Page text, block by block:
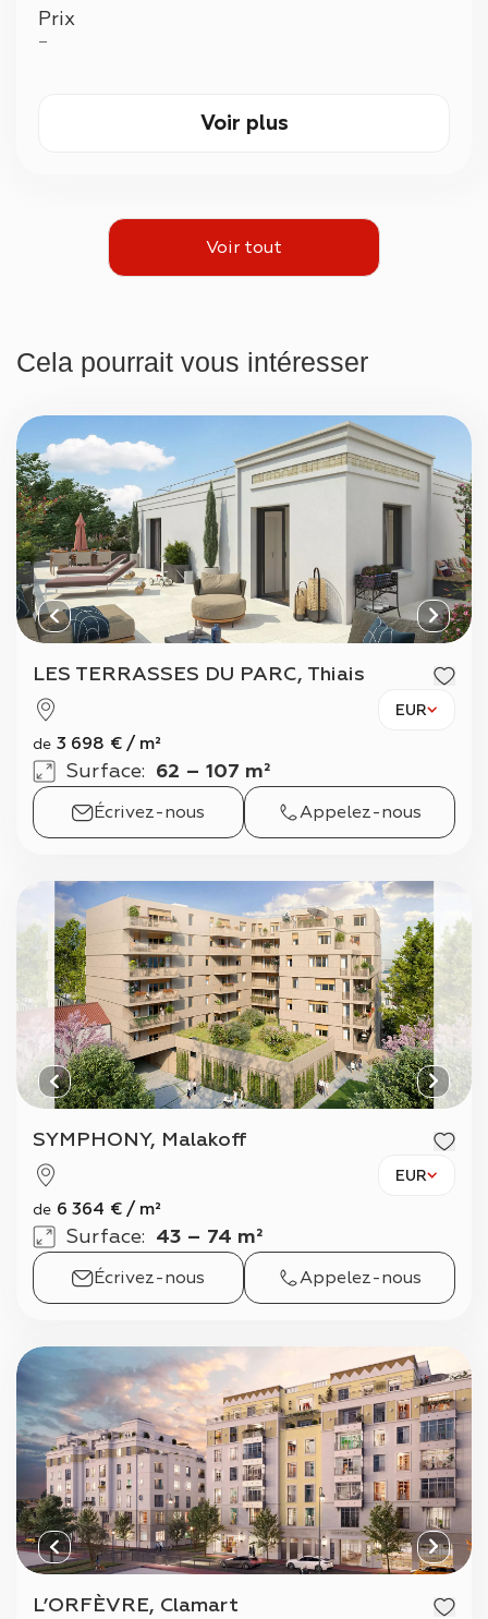
Prix
—
Voir plus
Voir tout
Cela pourrait vous intéresser
LES TERRASSES DU PARC, Thiais
EUR
de 3 698 € / m²
Surface: 62 – 107 m²
Écrivez-nous Appelez-nous
SYMPHONY, Malakoff
EUR
de 6 364 € / m²
Surface: 43 – 74 m²
Écrivez-nous Appelez-nous
L’ORFÈVRE, Clamart